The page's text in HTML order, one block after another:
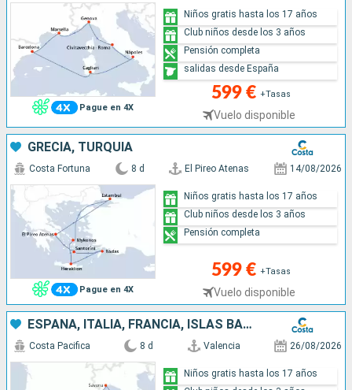
Pague en 4X
599 € +Tasas
Vuelo disponible
Niños gratis hasta los 17 años
Club niños desde los 3 años
Pensión completa
salidas desde España
GRECIA, TURQUÍA
Pague en 4X
Costa Fortuna 8 d El Pireo Atenas 14/08/2026
599 € +Tasas
Vuelo disponible
Niños gratis hasta los 17 años
Club niños desde los 3 años
Pensión completa
ESPAÑA, ITALIA, FRANCIA, ISLAS BALEARES
Costa Pacifica 8 d Valencia 26/08/2026
Niños gratis hasta los 17 años